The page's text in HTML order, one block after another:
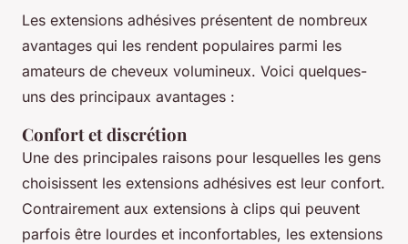
Les extensions adhésives présentent de nombreux
avantages qui les rendent populaires parmi les
amateurs de cheveux volumineux. Voici quelques-
uns des principaux avantages :
Confort et discrétion
Une des principales raisons pour lesquelles les gens
choisissent les extensions adhésives est leur confort.
Contrairement aux extensions à clips qui peuvent
parfois être lourdes et inconfortables, les extensions